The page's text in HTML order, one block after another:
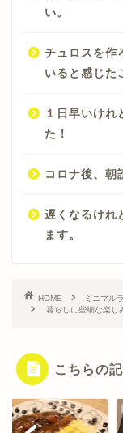
い。
チュロスを作
いると感じた
１日早いけれ
た！
コロナ後、朝
遅くなるけれ
ます。
HOME ミニマル
暮らしに些細な楽し
こちらの